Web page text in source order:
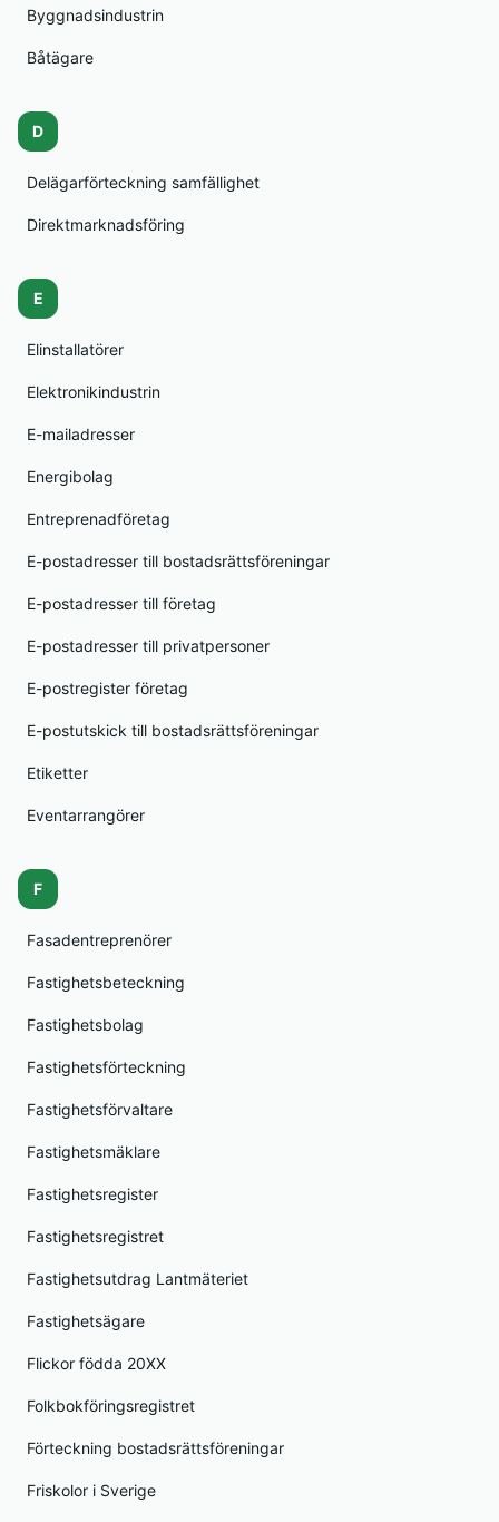
Byggnadsindustrin
Båtägare
D
Delägarförteckning samfällighet
Direktmarknadsföring
E
Elinstallatörer
Elektronikindustrin
E-mailadresser
Energibolag
Entreprenadföretag
E-postadresser till bostadsrättsföreningar
E-postadresser till företag
E-postadresser till privatpersoner
E-postregister företag
E-postutskick till bostadsrättsföreningar
Etiketter
Eventarrangörer
F
Fasadentreprenörer
Fastighetsbeteckning
Fastighetsbolag
Fastighetsförteckning
Fastighetsförvaltare
Fastighetsmäklare
Fastighetsregister
Fastighetsregistret
Fastighetsutdrag Lantmäteriet
Fastighetsägare
Flickor födda 20XX
Folkbokföringsregistret
Förteckning bostadsrättsföreningar
Friskolor i Sverige